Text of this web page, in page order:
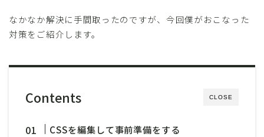
なかなか解決に手間取ったのですが、今回僕がおこなった
対策をご紹介します。
CLOSE
Contents
CSSを編集して事前準備をする